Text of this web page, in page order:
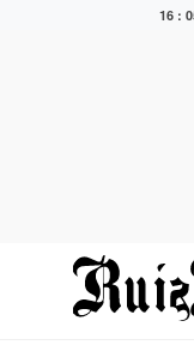
16 :